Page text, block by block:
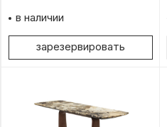
в наличии
зарезервировать